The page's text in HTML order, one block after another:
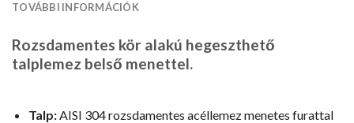
TOVÁBBI INFORMÁCIÓK
Rozsdamentes kör alakú hegeszthető
talplemez belső menettel.
Talp:AISI 304 rozsdamentes acéllemez menetes furattal